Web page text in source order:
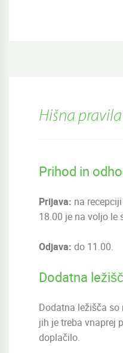
Hišna pravila
Prihod in
Prijava: na
18.00 je na voljo le
Odjava: do 11.00.
Dodatna
Dodatna ležišča
jih je treba vnaprej
doplačilo.